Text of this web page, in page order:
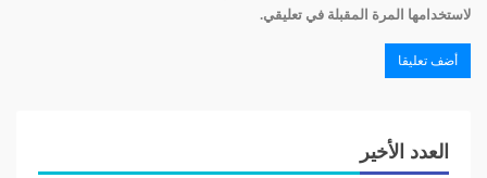
لاستخدامها المرة المقبلة في تعليقي.
العدد الأخير